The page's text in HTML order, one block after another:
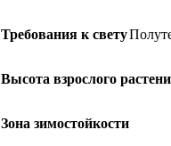
Требования к свету
Высота взрослого
Зона зимостойкости